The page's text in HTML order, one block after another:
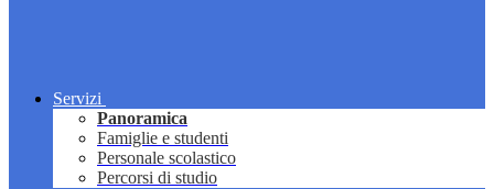
Servizi
Panoramica
Famiglie e studenti
Personale scolastico
Percorsi di studio